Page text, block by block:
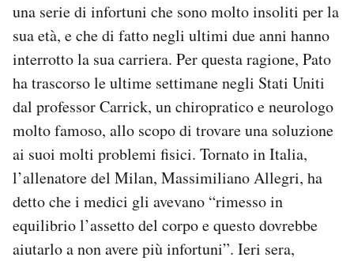
AREA PERSONALE
Area Personale
Newsletter
Notifiche mobile
Regala il Post
una serie di infortuni che sono molto insoliti per la
sua età, e che di fatto negli ultimi due anni hanno
interrotto la sua carriera. Per questa ragione, Pato
ha trascorso le ultime settimane negli Stati Uniti
dal professor Carrick, un chiropratico e neurologo
molto famoso, allo scopo di trovare una soluzione
ai suoi molti problemi fisici. Tornato in Italia,
l’allenatore del Milan, Massimiliano Allegri, ha
detto che i medici gli avevano “rimesso in
equilibrio l’assetto del corpo e questo dovrebbe
aiutarlo a non avere più infortuni”. Ieri sera,